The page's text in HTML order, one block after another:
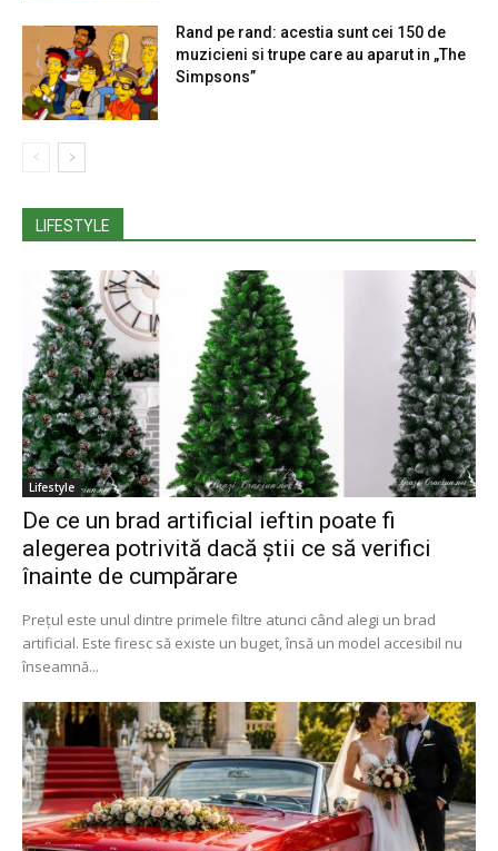
Rand pe rand: acestia sunt cei 150 de
muzicieni si trupe care au aparut in „The
Simpsons”
LIFESTYLE
Lifestyle
De ce un brad artificial ieftin poate fi
alegerea potrivită dacă știi ce să verifici
înainte de cumpărare
Prețul este unul dintre primele filtre atunci când alegi un brad
artificial. Este firesc să existe un buget, însă un model accesibil nu
înseamnă...